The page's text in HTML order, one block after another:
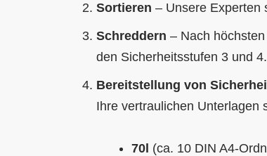
Sortieren – Unsere Experten
Schreddern – Nach
den Sicherheitsstufen 3 und 4.
Bereitstellung von
Ihre vertraulichen Unterlagen
70l (ca. 10 DIN A4-